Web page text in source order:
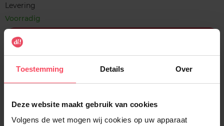
Toestemming Details Over
Deze website maakt gebruik van cookies
Volgens de wet mogen wij cookies op uw apparaat
Levering
Voorradig
Gratis levering bij aankoop van min. 35€.
Gratis retour in je winkelpunt